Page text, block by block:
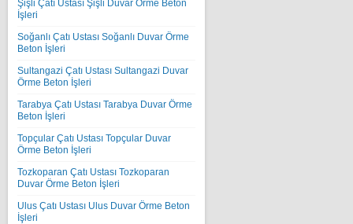
Şişli Çatı Ustası Şişli Duvar Örme Beton
İşleri
Soğanlı Çatı Ustası Soğanlı Duvar Örme
Beton İşleri
Sultangazi Çatı Ustası Sultangazi Duvar
Örme Beton İşleri
Tarabya Çatı Ustası Tarabya Duvar Örme
Beton İşleri
Topçular Çatı Ustası Topçular Duvar
Örme Beton İşleri
Tozkoparan Çatı Ustası Tozkoparan
Duvar Örme Beton İşleri
Ulus Çatı Ustası Ulus Duvar Örme Beton
İşleri